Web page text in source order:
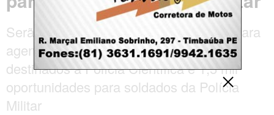
Serão 100 vagas para delegados, 500 para
agentes, 50 para escrivães, 316 cargos
destinados à Polícia Científica e 1,5 mil
oportunidades para soldados da Polícia
Militar